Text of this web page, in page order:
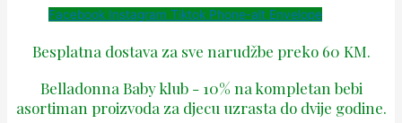
Facebook Instagram Tiktok Phone-alt Envelope
Besplatna dostava za sve narudžbe preko 60 KM.
Belladonna Baby klub - 10% na kompletan bebi
asortiman proizvoda za djecu uzrasta do dvije godine.